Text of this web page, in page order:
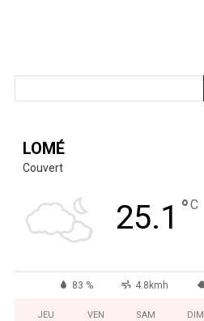
LOMÉ
Couvert
25.1 °C
83 % 4.8kmh
JEU VEN SAM DIM